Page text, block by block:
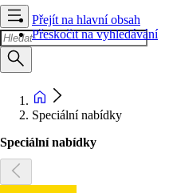
Přejít na hlavní obsah
Přeskočit na vyhledávání
Speciální nabídky
Speciální nabídky